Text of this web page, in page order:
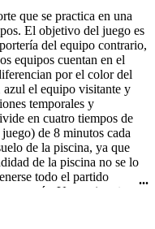
de Natación (FINA). El
de 1930 y fue en un
hasta que fue
1952.
que se practica en una
El objetivo del juego es
del equipo contrario,
equipos cuentan en el
por el color del
azul el equipo visitante y
temporales y
en cuatro tiempos de
de 8 minutos cada
de la piscina, ya que
de la piscina no se lo
todo el partido
energía. Un equipo tiene
efectuar un lanzamiento a